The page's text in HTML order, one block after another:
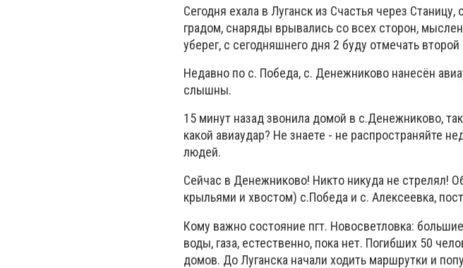
Сегодня ехала в Луганск из Счастья через
градом, снаряды врывались со всех сторон,
уберег, с сегодняшнего дня 2 буду отмечать
Недавно по с. Победа, с. Денежниково нанесён
слышны.
15 минут назад звонила домой в с.Денежниково,
какой авиаудар? Не знаете - не распространяйте
людей.
Сейчас в Денежниково! Никто никуда не стрелял!
крыльями и хвостом) с.Победа и с. Алексеевка,
Кому важно состояние пгт. Новосветловка:
воды, газа, естественно, пока нет. Погибших 50
домов. До Луганска начали ходить маршрутки и